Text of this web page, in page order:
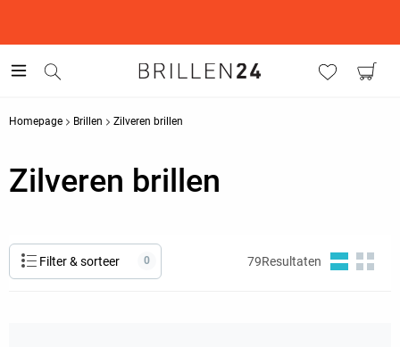
Homepage Brillen Zilveren brillen
Zilveren brillen
Filter & sorteer 0 79Resultaten